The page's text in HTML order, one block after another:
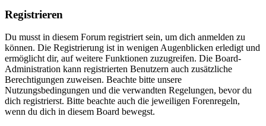
Registrieren
Du musst in diesem Forum registriert sein, um dich anmelden zu
können. Die Registrierung ist in wenigen Augenblicken erledigt und
ermöglicht dir, auf weitere Funktionen zuzugreifen. Die Board-
Administration kann registrierten Benutzern auch zusätzliche
Berechtigungen zuweisen. Beachte bitte unsere
Nutzungsbedingungen und die verwandten Regelungen, bevor du
dich registrierst. Bitte beachte auch die jeweiligen Forenregeln,
wenn du dich in diesem Board bewegst.